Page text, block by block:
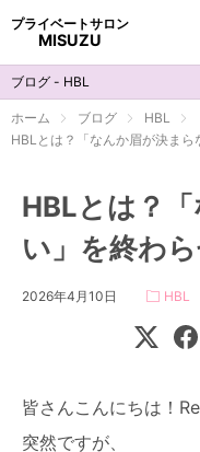
プライベートサロン
MISUZU
メニュー
コスメ
サロン
お客様の声
ブログ - HBL
ホーム ブログ
HBL
HBLとは？「なんか眉が決ま
HBLとは？
い」を終わ
2026年4月10日 HBL
皆さんこんにちは！
突然ですが、